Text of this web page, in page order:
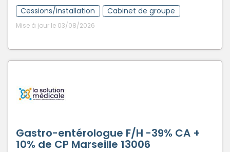
Cessions/installation Cabinet de groupe
Mise à jour le 03/08/2026
Gastro-entérologue F/H -39% CA +
10% de CP Marseille 13006